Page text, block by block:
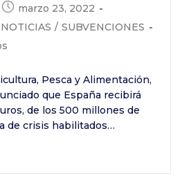
las
medidas
de
Publicación
de
entrada:
marzo 23, 2022
NOTICIAS / SUBVENCIONES
Pesca y Alimentación,
que España recibirá
de los 500 millones de
de crisis habilitados…